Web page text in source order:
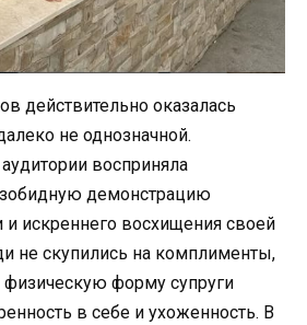
действительно оказалась
не однозначной.
восприняла
демонстрацию
искреннего восхищения своей
не скупились на комплименты,
форму супруги
в себе и ухоженность. В